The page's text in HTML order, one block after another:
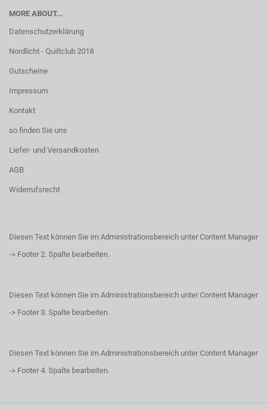
MORE ABOUT...
Datenschutzerklärung
Nordlicht - Quiltclub 2018
Gutscheine
Impressum
Kontakt
so finden Sie uns
Liefer- und Versandkosten
AGB
Widerrufsrecht
Diesen Text können Sie im Administrationsbereich unter Content Manager
-> Footer 2. Spalte bearbeiten.
Diesen Text können Sie im Administrationsbereich unter Content Manager
-> Footer 3. Spalte bearbeiten.
Diesen Text können Sie im Administrationsbereich unter Content Manager
-> Footer 4. Spalte bearbeiten.